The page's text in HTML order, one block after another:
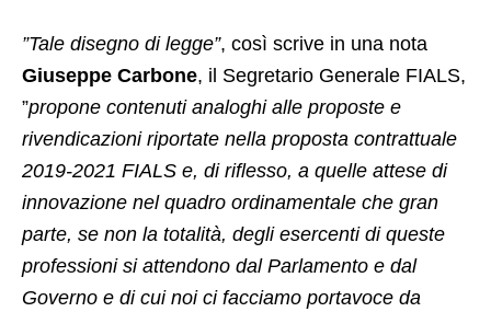
”Tale disegno di legge”, così scrive in una nota
Giuseppe Carbone, il Segretario Generale FIALS,
”propone contenuti analoghi alle proposte e
rivendicazioni riportate nella proposta contrattuale
2019-2021 FIALS e, di riflesso, a quelle attese di
innovazione nel quadro ordinamentale che gran
parte, se non la totalità, degli esercenti di queste
professioni si attendono dal Parlamento e dal
Governo e di cui noi ci facciamo portavoce da